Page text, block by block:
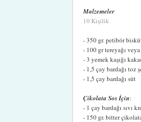
Malzemeler
10 Kişilik
- 350 gr. petibör
- 100 gr tereyağı
- 3 yemek kaşığı
- 1,5 çay bardağı toz
- 1,5 çay bardağı süt
Çikolata Sos İçin:
- 1 çay bardağı sıvı
- 150 gr. bitter